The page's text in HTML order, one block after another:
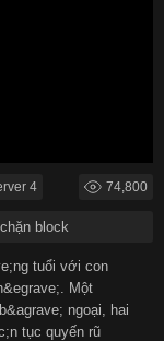
4 74,800
block
tuổi với con
Một
ngoại, hai
tục quyến rũ